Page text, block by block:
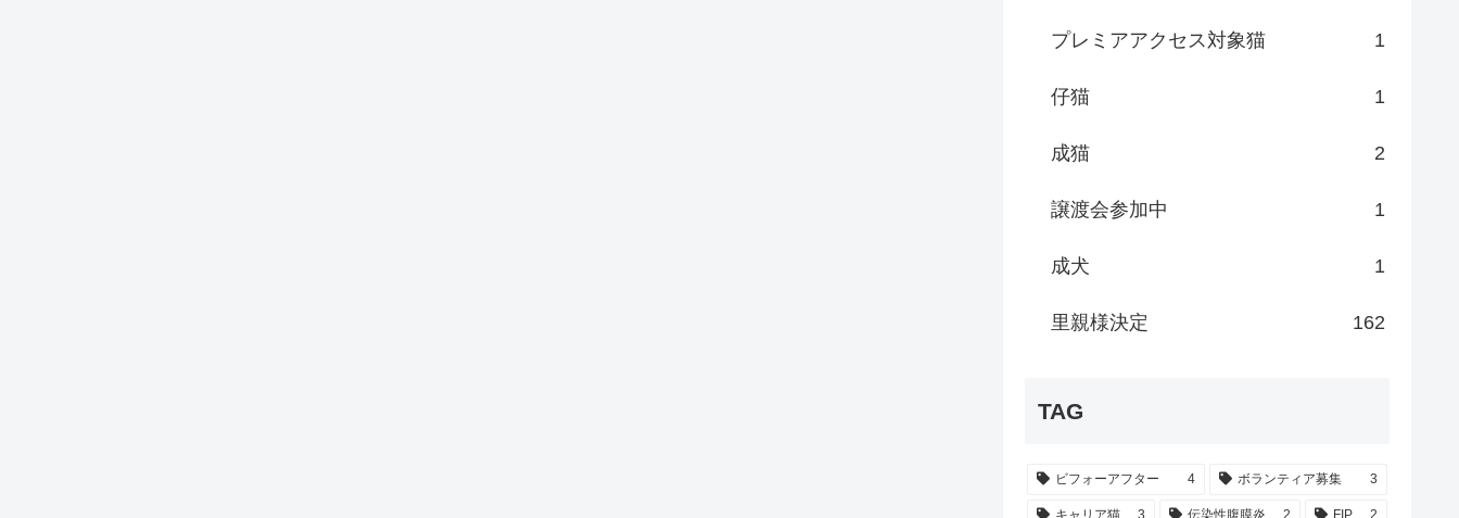
プレミアアクセス対象猫 1
仔猫 1
成猫 2
譲渡会参加中 1
成犬 1
里親様決定 162
TAG
ビフォーアフター 4 ボランティア募集 3